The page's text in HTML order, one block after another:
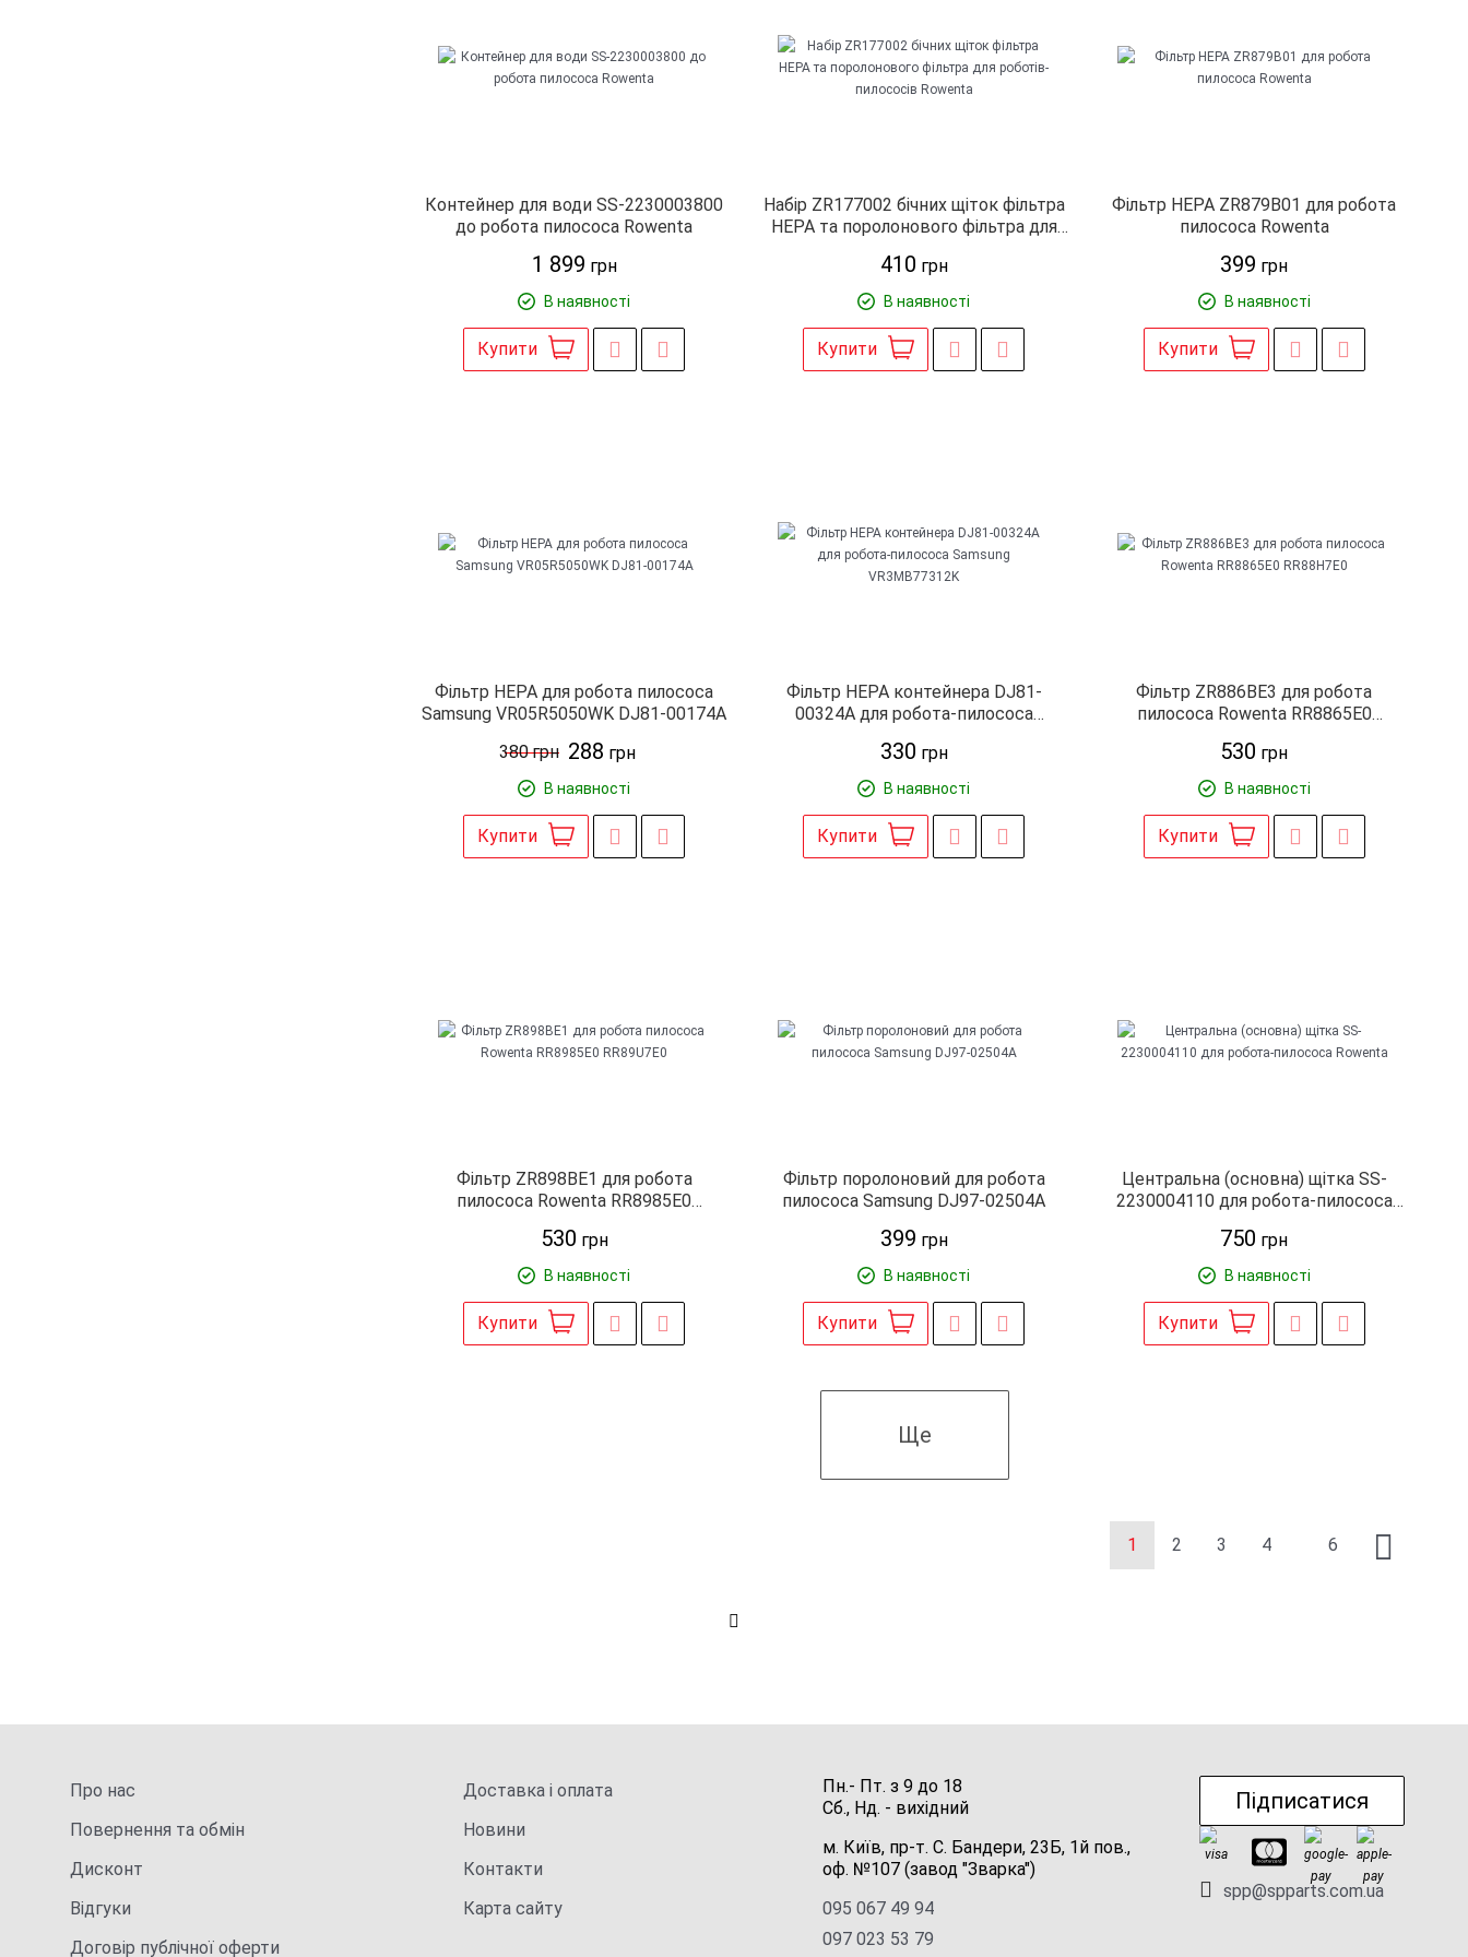
Контейнер для води SS-2230003800
до робота пилососа Rowenta
1 899 грн
В наявності
Купити
Набір ZR177002 бічних щіток фільтра
HEPA та поролонового фільтра для
410 грн
В наявності
Купити
Фільтр HEPA ZR879B01 для робота
пилососа Rowenta
399 грн
В наявності
Купити
Фільтр HEPA для робота пилососа
Samsung VR05R5050WK DJ81-00174A
380грн 288 грн
В наявності
Купити
Фільтр HEPA контейнера DJ81-
00324A для робота-пилососа
330 грн
В наявності
Купити
Фільтр ZR886BE3 для робота
пилососа Rowenta RR8865E0
530 грн
В наявності
Купити
Фільтр ZR898BE1 для робота
пилососа Rowenta RR8985E0
530 грн
В наявності
Купити
Фільтр поролоновий для робота
пилососа Samsung DJ97-02504A
399 грн
В наявності
Купити
Центральна (основна) щітка SS-
2230004110 для робота-пилососа
750 грн
В наявності
Купити
Ще
1 2 3 4 6
Про нас
Доставка і оплата
Повернення та обмін
Новини
Дисконт
Контакти
Відгуки
Карта сайту
Договір публічної оферти
Пн.- Пт.з 9до 18
Сб., Нд. - вихідний
м. Київ, пр-т. С. Бандери, 23Б, 1й пов.,
оф. №107 (завод "Зварка")
095 067 49 94
097 023 53 79
Підписатися
spp@spparts.com.ua